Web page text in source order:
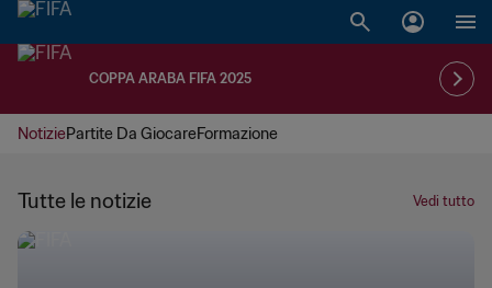
COPPA ARABA FIFA 2025
NotiziePartite Da GiocareFormazione
Tutte le notizie Vedi tutto